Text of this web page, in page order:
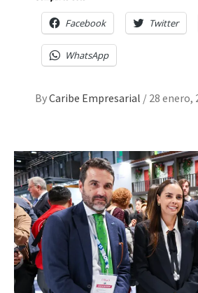
Facebook Twitter
WhatsApp
ByCaribe Empresarial / 28 enero,